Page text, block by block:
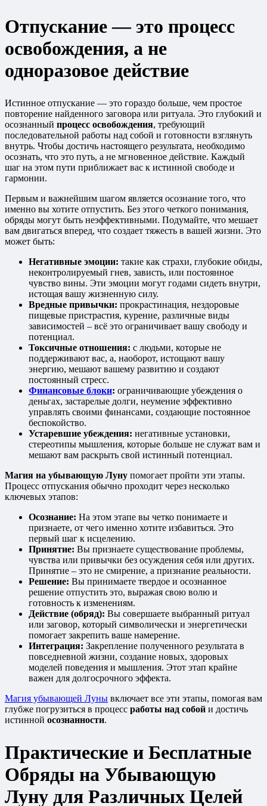
Отпускание — это процесс
освобождения, а не
одноразовое действие
Истинное отпускание — это гораздо больше, чем простое
повторение найденного заговора или ритуала. Это глубокий и
осознанный процесс освобождения, требующий
последовательной работы над собой и готовности взглянуть
внутрь. Чтобы достичь настоящего результата, необходимо
осознать, что это путь, а не мгновенное действие. Каждый
шаг на этом пути приближает вас к истинной свободе и
гармонии.
Первым и важнейшим шагом является осознание того, что
именно вы хотите отпустить. Без этого четкого понимания,
обряды могут быть неэффективными. Подумайте, что мешает
вам двигаться вперед, что создает тяжесть в вашей жизни. Это
может быть:
Негативные эмоции: такие как страхи, глубокие обиды,
неконтролируемый гнев, зависть, или постоянное
чувство вины. Эти эмоции могут годами сидеть внутри,
истощая вашу жизненную силу.
Вредные привычки: прокрастинация, нездоровые
пищевые пристрастия, курение, различные виды
зависимостей – всё это ограничивает вашу свободу и
потенциал.
Токсичные отношения: с людьми, которые не
поддерживают вас, а, наоборот, истощают вашу
энергию, мешают вашему развитию и создают
постоянный стресс.
Финансовые блоки: ограничивающие убеждения о
деньгах, застарелые долги, неумение эффективно
управлять своими финансами, создающие постоянное
беспокойство.
Устаревшие убеждения: негативные установки,
стереотипы мышления, которые больше не служат вам и
мешают вам раскрыть свой истинный потенциал.
Магия на убывающую Луну помогает пройти эти этапы.
Процесс отпускания обычно проходит через несколько
ключевых этапов:
Осознание: На этом этапе вы четко понимаете и
признаете, от чего именно хотите избавиться. Это
первый шаг к исцелению.
Принятие: Вы признаете существование проблемы,
чувства или привычки без осуждения себя или других.
Принятие – это не смирение, а признание реальности.
Решение: Вы принимаете твердое и осознанное
решение отпустить это, выражая свою волю и
готовность к изменениям.
Действие (обряд): Вы совершаете выбранный ритуал
или заговор, который символически и энергетически
помогает закрепить ваше намерение.
Интеграция: Закрепление полученного результата в
повседневной жизни, создание новых, здоровых
моделей поведения и мышления. Этот этап крайне
важен для долгосрочного эффекта.
Магия убывающей Луны включает все эти этапы, помогая вам
глубже погрузиться в процесс работы над собой и достичь
истинной осознанности.
Практические и Бесплатные
Обряды на Убывающую
Луну для Различных Целей